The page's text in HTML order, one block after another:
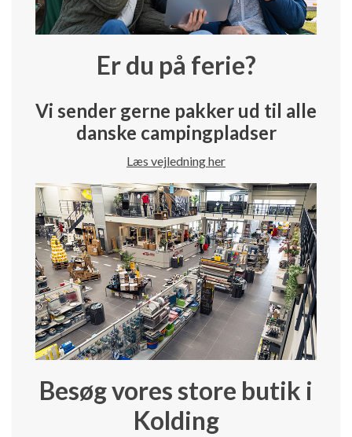
Er du på ferie?
Vi sender gerne pakker ud til alle
danske campingpladser
Læs vejledning her
Besøg vores store butik i
Kolding